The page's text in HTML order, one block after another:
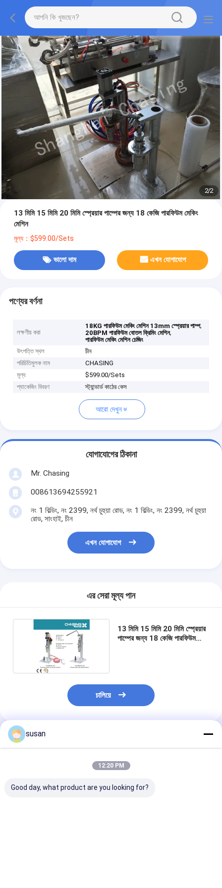
2/2
13 মিমি 15 মিমি 20 মিমি স্প্রেয়ার পাম্পের জন্য 18 কেজি পারফিউম মেকিং
মেশিন
মূল্য：$599.00/Sets
ভালো দাম এখন যোগাযোগ
পণ্যের বর্ণনা
লক্ষণীয় করা
18KG পারফিউম মেকিং মেশিন 13mm স্প্রেয়ার পাম্প,
20BPM পারফিউম বোতল ক্রিমিং মেশিন,
পারফিউম মেকিং মেশিন চেজিং
উৎপত্তি স্থল
চীন
পরিচিতিমুলক নাম
CHASING
মূল্য
$599.00/Sets
প্যাকেজিং বিবরণ
স্ট্যান্ডার্ড কাঠের কেস
আরো দেখুন
যোগাযোগের ঠিকানা
Mr. Chasing
008613694255921
নং 1 বিল্ডিং, নং 2399, নর্থ চুহুয়া রোড, নং 1 বিল্ডিং, নং 2399, নর্থ চুহুয়া
রোড, সাংহাই, চীন
এখন যোগাযোগ
এর সেরা মূল্য পান
13 মিমি 15 মিমি 20 মিমি স্প্রেয়ার
পাম্পের জন্য 18 কেজি পারফিউম
চালিয়ে
প্রস্তাবিত পণ্য
susan
12:20 PM
Good day, what product are you looking for?